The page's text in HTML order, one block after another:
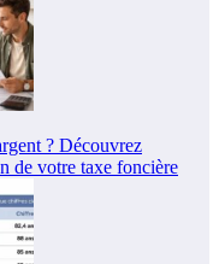
? Découvrez
de votre taxe foncière